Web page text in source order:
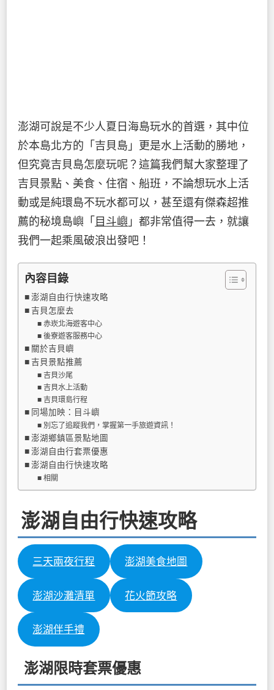
澎湖可說是不少人夏日海島玩水的首選，其中位
於本島北方的「吉貝島」更是水上活動的勝地，
但究竟吉貝島怎麼玩呢？這篇我們幫大家整理了
吉貝景點、美食、住宿、船班，不論想玩水上活
動或是純環島不玩水都可以，甚至還有傑森超推
薦的秘境島嶼「 目斗嶼 」都非常值得一去，就讓
我們一起乘風破浪出發吧！
內容目錄
澎湖自由行快速攻略
吉貝怎麼去
赤崁北海遊客中心
後寮遊客服務中心
關於吉貝嶼
吉貝景點推薦
吉貝沙尾
吉貝水上活動
吉貝環島行程
同場加映：目斗嶼
別忘了追蹤我們，掌握第一手旅遊資訊！
澎湖鄉鎮區景點地圖
澎湖自由行套票優惠
澎湖自由行快速攻略
相關
澎湖自由行快速攻略
三天兩夜行程 澎湖美食地圖
澎湖沙灘清單 花火節攻略
澎湖伴手禮
澎湖限時套票優惠